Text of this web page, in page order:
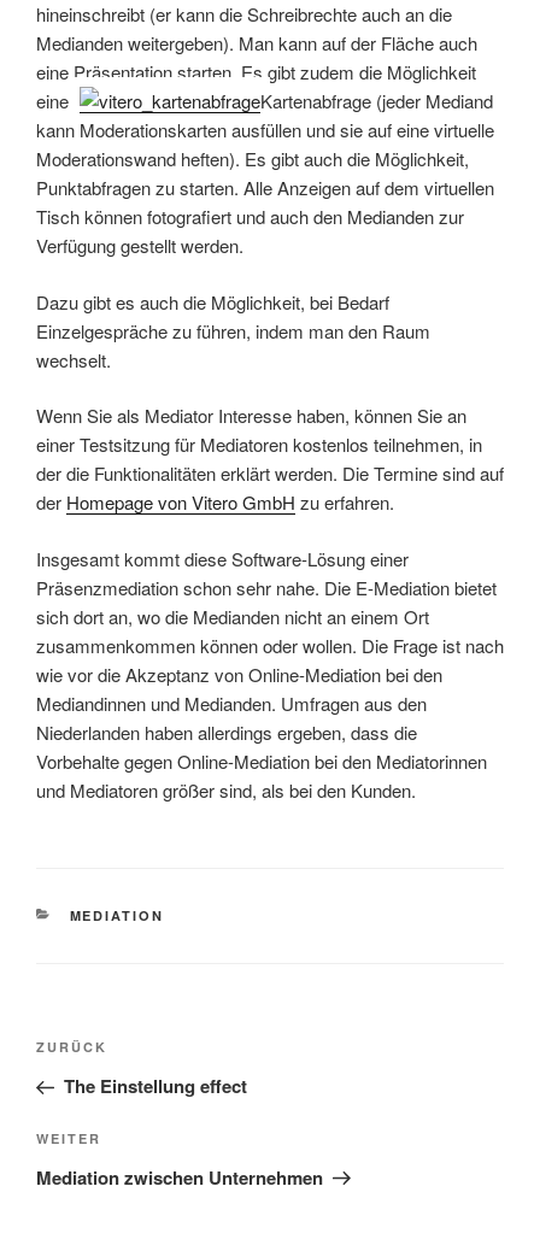
hineinschreibt (er kann die Schreibrechte auch an die
Medianden weitergeben). Man kann auf der Fläche auch
eine Präsentation starten. Es gibt zudem die Möglichkeit
einer
Kartenabfrage (jeder Mediand
kann Moderationskarten ausfüllen und sie auf eine virtuelle
Moderationswand heften). Es gibt auch die Möglichkeit,
Punktabfragen zu starten. Alle Anzeigen auf dem virtuellen
Tisch können fotografiert und auch den Medianden zur
Verfügung gestellt werden.
Dazu gibt es auch die Möglichkeit, bei Bedarf
Einzelgespräche zu führen, indem man den Raum
wechselt.
Wenn Sie als Mediator Interesse haben, können Sie an
einer Testsitzung für Mediatoren kostenlos teilnehmen, in
der die Funktionalitäten erklärt werden. Die Termine sind auf
der Homepage von Vitero GmbH zu erfahren.
Insgesamt kommt diese Software-Lösung einer
Präsenzmediation schon sehr nahe. Die E-Mediation bietet
sich dort an, wo die Medianden nicht an einem Ort
zusammenkommen können oder wollen. Die Frage ist nach
wie vor die Akzeptanz von Online-Mediation bei den
Mediandinnen und Medianden. Umfragen aus den
Niederlanden haben allerdings ergeben, dass die
Vorbehalte gegen Online-Mediation bei den Mediatorinnen
und Mediatoren größer sind, als bei den Kunden.
KATEGORIEN
MEDIATION
Beitragsnavigation
Vorheriger
Beitrag
ZURÜCK
The Einstellung effect
Nächster
Beitrag
WEITER
Mediation zwischen Unternehmen